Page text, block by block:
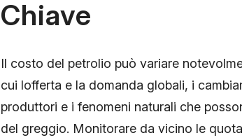
Chiave
Il costo del petrolio può variare
cui lofferta e la domanda globali, i
produttori e i fenomeni naturali che
del greggio. Monitorare da vicino le